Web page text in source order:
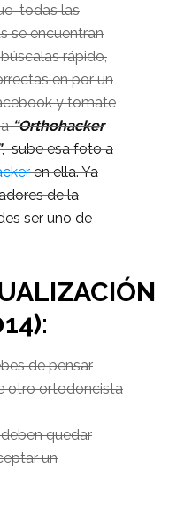
todas las
se encuentran
rápido,
en por un
y tomate
“Orthohacker
, sube esa foto a
en ella. Ya
de la
ser uno de
de pensar
otro ortodoncista
quedar
un